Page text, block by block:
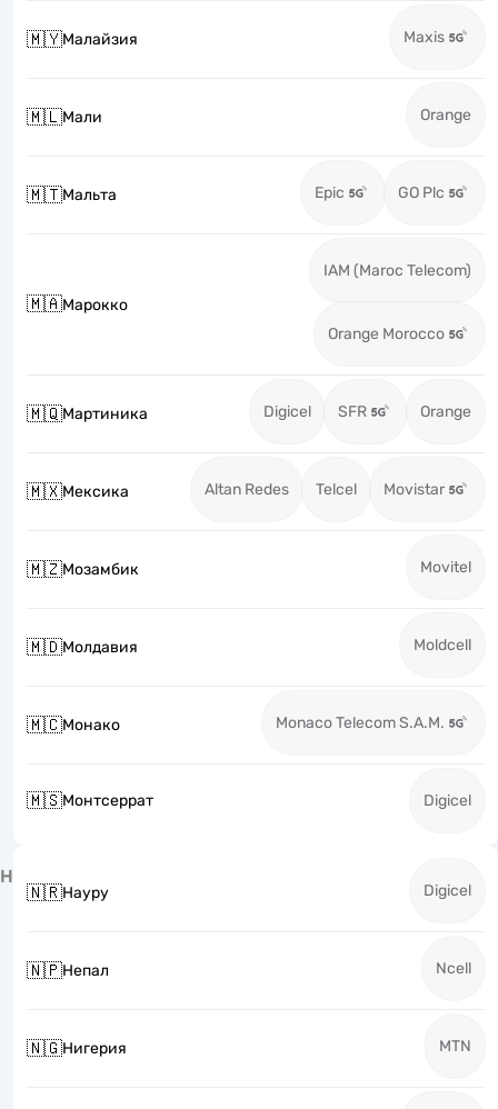
🇲🇾Малайзия Maxis
🇲🇱Мали Orange
🇲🇹Мальта Epic GO Plc
🇲🇦Марокко
IAM (Maroc Telecom)
Orange Morocco
🇲🇶Мартиника Digicel SFR Orange
🇲🇽Мексика Altan Redes Telcel Movistar
🇲🇿Мозамбик Movitel
🇲🇩Молдавия Moldcell
🇲🇨Монако Monaco Telecom S.A.M.
🇲🇸Монтсеррат Digicel
Н
🇳🇷Науру Digicel
🇳🇵Непал Ncell
🇳🇬Нигерия MTN